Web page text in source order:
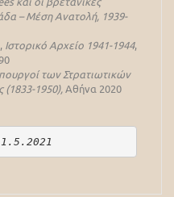
– Μέση Ανατολή, 1939-
Ιστορικό Αρχείο 1941-1944,
των Στρατιωτικών
(1833-1950),Αθήνα 2020